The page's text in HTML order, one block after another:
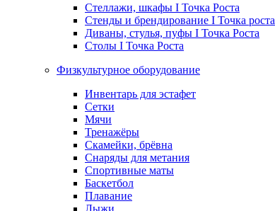
Стеллажи, шкафы I Точка Роста
Стенды и брендирование I Точка роста
Диваны, стулья, пуфы I Точка Роста
Столы I Точка Роста
Физкультурное оборудование
Инвентарь для эстафет
Сетки
Мячи
Тренажёры
Скамейки, брёвна
Снаряды для метания
Спортивные маты
Баскетбол
Плавание
Лыжи